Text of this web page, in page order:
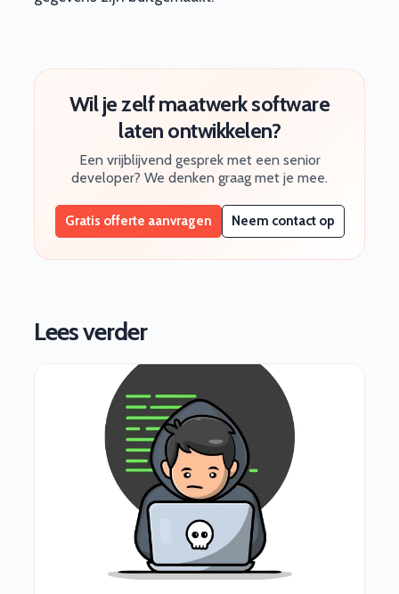
Wil je zelf maatwerk software
laten ontwikkelen?
Een vrijblijvend gesprek met een senior
developer? We denken graag met je mee.
Gratis offerte aanvragen Neem contact op
Lees verder